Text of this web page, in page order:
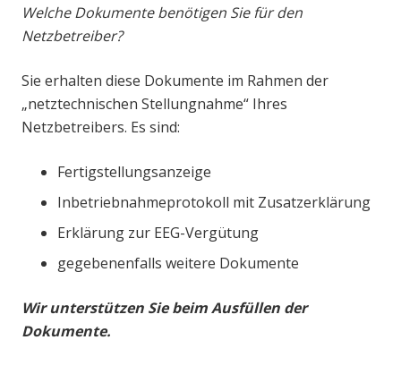
Welche Dokumente benötigen Sie für den
Netzbetreiber?
Sie erhalten diese Dokumente im Rahmen der
„netztechnischen Stellungnahme“ Ihres
Netzbetreibers. Es sind:
Fertigstellungsanzeige
Inbetriebnahmeprotokoll mit Zusatzerklärung
Erklärung zur EEG-Vergütung
gegebenenfalls weitere Dokumente
Wir unterstützen Sie beim Ausfüllen der
Dokumente.